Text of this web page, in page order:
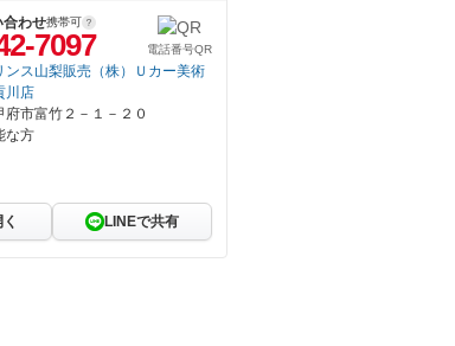
合わせ携帯可
7097 電話番号QR
ンス山梨販売（株）Ｕカー美術
川店
府市富竹２－１－２０
な方
LINEで共有